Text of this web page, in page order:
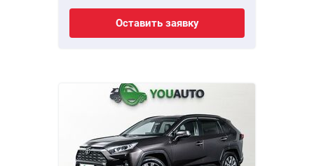
Оставить заявку